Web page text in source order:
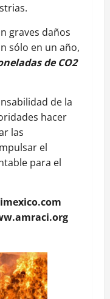
graves daños
sólo en un año,
de CO2
de la
hacer
las
el
para el